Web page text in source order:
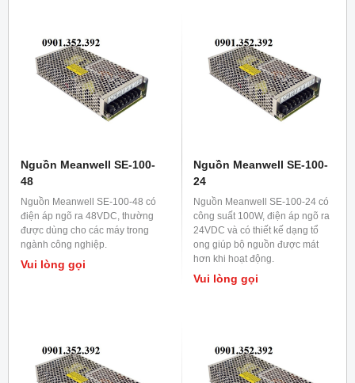
Nguồn Meanwell SE-100-
48
Nguồn Meanwell SE-100-48 có
điện áp ngõ ra 48VDC, thường
được dùng cho các máy trong
ngành công nghiệp.
Vui lòng gọi
Nguồn Meanwell SE-100-
24
Nguồn Meanwell SE-100-24 có
công suất 100W, điện áp ngõ ra
24VDC và có thiết kế dạng tổ
ong giúp bộ nguồn được mát
hơn khi hoạt động.
Vui lòng gọi